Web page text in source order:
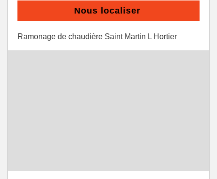
Nous localiser
Ramonage de chaudière Saint Martin L Hortier